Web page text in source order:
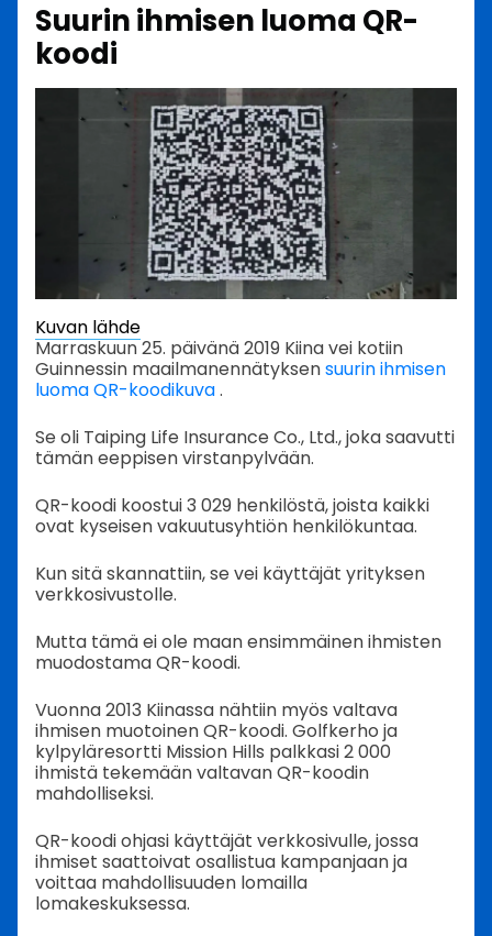
Suurin ihmisen luoma QR-
koodi
Kuvan lähde
Marraskuun 25. päivänä 2019 Kiina vei kotiin
Guinnessin maailmanennätyksensuurin ihmisen
luoma QR-koodikuva.
Se oli Taiping Life Insurance Co., Ltd., joka saavutti
tämän eeppisen virstanpylvään.
QR-koodi koostui 3 029 henkilöstä, joista kaikki
ovat kyseisen vakuutusyhtiön henkilökuntaa.
Kun sitä skannattiin, se vei käyttäjät yrityksen
verkkosivustolle.
Mutta tämä ei ole maan ensimmäinen ihmisten
muodostama QR-koodi.
Vuonna 2013 Kiinassa nähtiin myös valtava
ihmisen muotoinen QR-koodi. Golfkerho ja
kylpyläresortti Mission Hills palkkasi 2 000
ihmistä tekemään valtavan QR-koodin
mahdolliseksi.
QR-koodi ohjasi käyttäjät verkkosivulle, jossa
ihmiset saattoivat osallistua kampanjaan ja
voittaa mahdollisuuden lomailla
lomakeskuksessa.